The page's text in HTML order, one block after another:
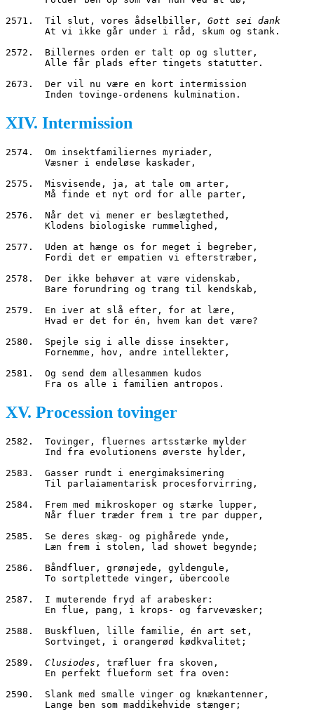
2571.  Til slut, vores ådselbiller, Gott sei dank
       At vi ikke går under i råd, skum og stank.
2572.  Billernes orden er talt op og slutter,
       Alle får plads efter tingets statutter.
2673.  Der vil nu være en kort intermission
       Inden tovinge
-ordenens kulmination.
XIV. Intermission
2574.  Om insektfamiliernes myriader,
       Væsner i endeløse kaskader,
2575.  Misvisende, ja, at tale om arter,
       Må finde et nyt ord for alle parter,
2576.  Når det vi mener er beslægtethed,
       Klodens biologiske rummelighed,
2577.  Uden at hænge os for meget i begreber,
       Fordi det er empatien vi efterstræber,
2578.  Der ikke behøver at være videnskab,
       Bare forundring og trang til kendskab,
2579.  En iver at slå efter, for at lære,
       Hvad er det for én, hvem kan det være?
2580.  Spejle sig i alle disse insekter,
       Fornemme, hov, andre intellekter,
2581.  Og send dem allesammen kudos
       Fra os alle i familien antropos.
XV. Procession tovinger
2582.  Tovinger, fluernes artsstærke mylder
       Ind fra evolutionens øverste hylder,
2583.  Gasser rundt i energimaksimering
       Til parlaiamentarisk procesforvirring,
2584.  Frem med mikroskoper og stærke lupper,
       Når fluer træder frem i tre par dupper,
2585.  Se deres skæg- og pighårede ynde,
       Læn frem i stolen, lad showet begynde;
2586.  Båndfluer, grønøjede, gyldengule,
       To sortplettede vinger, übercoole
2587.  I muterende fryd af arabesker:
       En flue, pang, i krops- og farvevæsker;
2588.  Buskfluen, lille familie, én art set,
       Sortvinget, i orangerød kødkvalitet;
2589. Clusiodes , træfluer fra skoven,
       En perfekt flueform set fra oven:
2590.  Slank med smalle vinger og knækantenner,
       Lange ben som maddikehvide stænger;